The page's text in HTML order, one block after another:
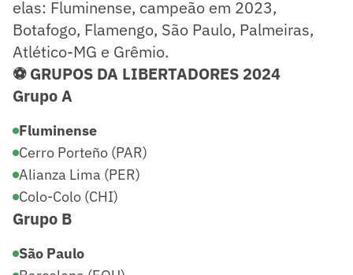
elas: Fluminense, campeão em 2023,
Botafogo, Flamengo, São Paulo, Palmeiras,
Atlético-MG e Grêmio.
⚽ GRUPOS DA LIBERTADORES 2024
Grupo A
Fluminense
Cerro Porteño (PAR)
Alianza Lima (PER)
Colo-Colo (CHI)
Grupo B
São Paulo